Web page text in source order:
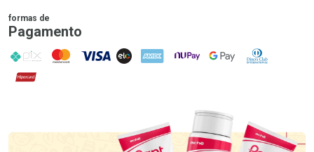
formas de
Pagamento
PIX MasterCard
VISA ELO AMEX NuPay Google PayDiners Club
Hipercard
Promoção em Destaque